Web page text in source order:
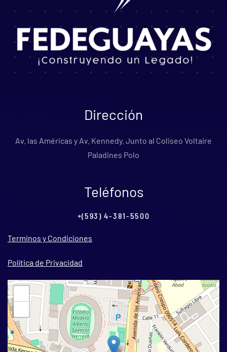
Dirección
Av. las Américas y Av. Kennedy. Junto al Coliseo Voltaire
Paladines Polo
Teléfonos
+(593) 4-381-5500
Terminos y Condiciones
Política de Privacidad